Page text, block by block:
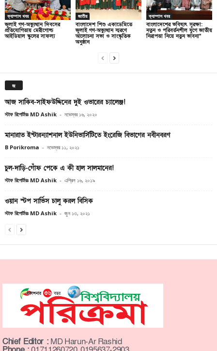
ক্যাম্পাস খবর
জুলাই গণ-অভ্যুত্থান দিবসের
প্রতিযোগিতায় মেরীগোল্ড
আইডিয়াল স্কুলের সাফল্য
জাতীয়
বাংলাদেশ শিশু একাডেমিতে
জুলাই গণ-অভ্যুত্থান স্মরণে
আলোচনা সভা ও সাংস্কৃতিক
অনুষ্ঠান
ক্যাম্পাস খবর
বাংলাদেশের ভবিষ্যৎ সুরক্ষা:
নতুন ও পরিবর্তনশীল যুগে জাতীয়
নিরাপত্তা নিয়ে নতুন ভাবনা”
জ
আজ সাকিব-সাইফউদ্দিনের দুই ওভারের চ্যালেঞ্জ!
স্টাফ রিপোর্টারঃ MD Ashik - নভেম্বর ১৬, ২০২০
মানারাত ইন্টারন্যাশনাল ইউনিভার্সিটিতে ইংরেজি বিভাগের নবীনবরণ
B Porikroma - নভেম্বর ১১, ২০২১
চুল-দাড়ি-গোঁফ পেকে এ কী হাল সালমানের!
স্টাফ রিপোর্টারঃ MD Ashik - এপ্রিল ১৬, ২০১৯
ওয়ান স্টপ সার্ভিস চালু করল বিসিক
স্টাফ রিপোর্টারঃ MD Ashik - জুন ১৩, ২০২১
Chief Editor : MD Harun-Ar Rashid